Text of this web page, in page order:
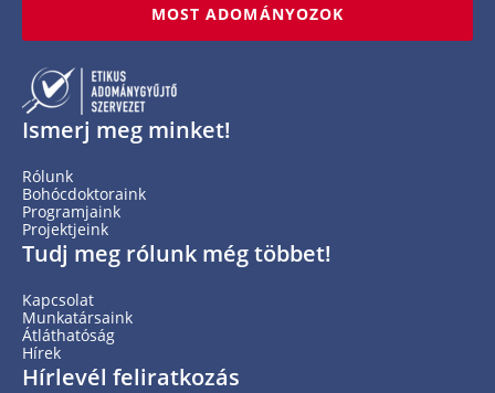
MOST ADOMÁNYOZOK
Ismerj meg minket!
Rólunk
Bohócdoktoraink
Programjaink
Projektjeink
Tudj meg rólunk még többet!
Kapcsolat
Munkatársaink
Átláthatóság
Hírek
Hírlevél feliratkozás